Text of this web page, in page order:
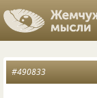
#490833